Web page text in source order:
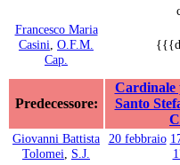
Francesco Maria
Casini O.F.M.
Cap.
Predecessore:
Cardinale
Santo
Giovanni Battista
Tolomei
S.J.
20 febbraio